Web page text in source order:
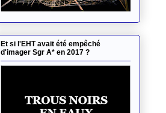
Et si l'EHT avait été empêché
d'imager Sgr A* en 2017 ?